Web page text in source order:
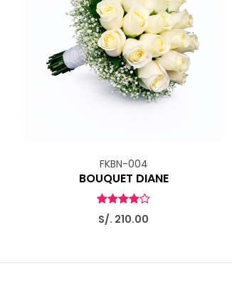
FKBN-004
BOUQUET DIANE
S/. 210.00